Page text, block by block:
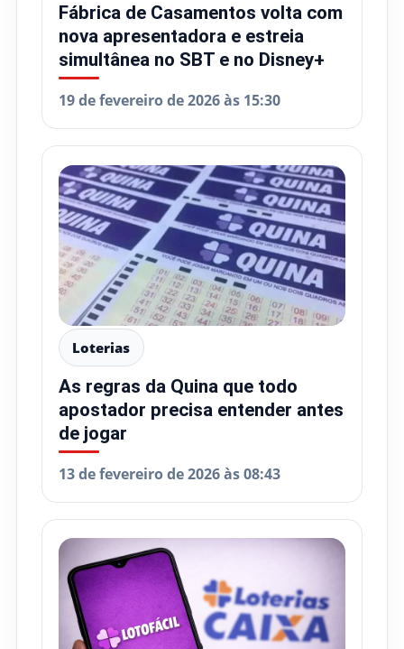
Fábrica de Casamentos volta com
nova apresentadora e estreia
simultânea no SBT e no Disney+
19 de fevereiro de 2026 às 15:30
Loterias
As regras da Quina que todo
apostador precisa entender antes
de jogar
13 de fevereiro de 2026 às 08:43